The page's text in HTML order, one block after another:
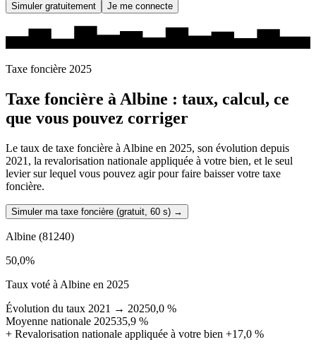
Simuler gratuitement Je me connecte
Taxe foncière 2025
Taxe foncière àAlbine : taux, calcul, ce
que vous pouvez corriger
Le taux de taxe foncière à Albine en 2025, son évolution depuis
2021, la revalorisation nationale appliquée à votre bien, et le seul
levier sur lequel vous pouvez agir pour faire baisser votre taxe
foncière.
Simuler ma taxe foncière (gratuit, 60 s) →
Albine (81240)
50,0%
Taux voté à Albine en 2025
Évolution du taux 2021 → 20250,0 %
Moyenne nationale 202535,9 %
+ Revalorisation nationale appliquée à votre bien +17,0 %